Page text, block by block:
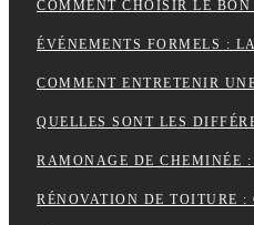
ÉVÉNEMENTS FORMELS :